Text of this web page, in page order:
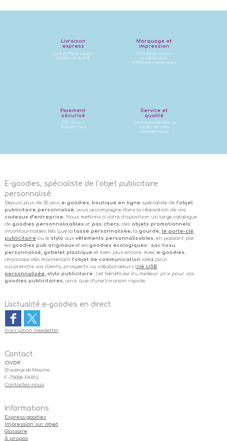
Livraison
express
Livré en 8 jours après
validation du BàT
Marquage et
impression
Personnalisez vos
produits avec
différentes techniques
Paiement
sécurisé
CB / Visa /
MasterCard
Service et
qualité
Une équipe dédiée au
succès de votre
communication
E-goodies, spécialiste de l’objet publicitaire
personnalisé
Depuis plus de 30 ans, e-goodies , boutique en ligne spécialiste de l’objet
publicitaire personnalisé , vous accompagne dans la réalisation de vos
cadeaux d’entreprise. Nous mettons à votre disposition un large catalogue
de goodies personnalisables et pas chers , des objets promotionnels
incontournables tels que la tasse personnalisée , la gourde, le porte-clé
publicitaire ou le stylo aux vêtements personnalisables , en passant par
les goodies pub originauxet les goodies écologiques : sac tissu
personnalisé, gobelet plastique et bien plus encore. Avec e-goodies ,
choisissez dès maintenant l’objet de communication idéal pour
surprendre vos clients, prospects ou collaborateurs (clé USB
personnalisée, stylo publicitaire…) et bénéficiez du meilleur prix pour vos
goodies publicitaires , ainsi que d’une livraison rapide.
L'actualité e-goodies en direct
Inscription newsletter
Contact
OVDP
20 avenue de Messine
F-75008 PARIS
Contactez-nous
Informations
Express goodies
Impression sur objet
Glossaire
À propos